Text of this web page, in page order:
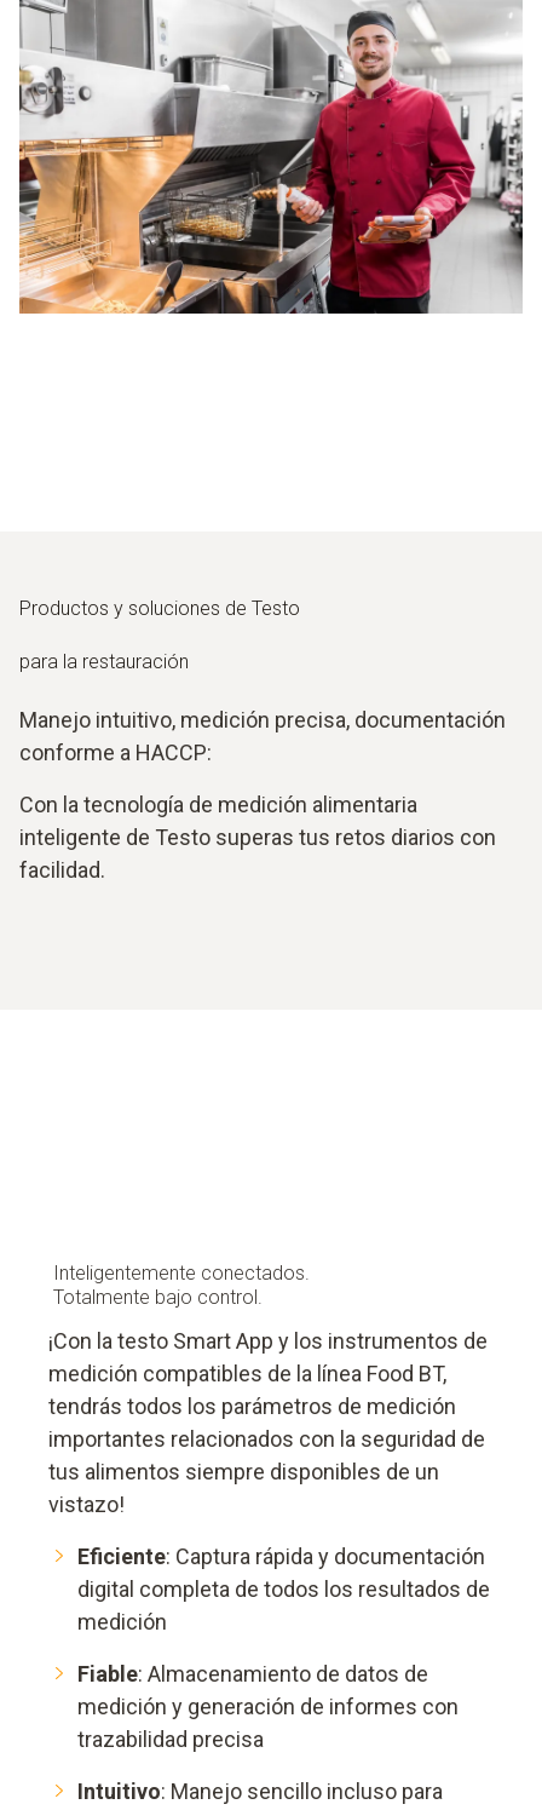
Productos y soluciones de Testo
para la restauración
Manejo intuitivo, medición precisa, documentación
conforme a HACCP:
Con la tecnología de medición alimentaria
inteligente de Testo superas tus retos diarios con
facilidad.
Inteligentemente conectados.
Totalmente bajo control.
¡Con la testo Smart App y los instrumentos de
medición compatibles de la línea Food BT,
tendrás todos los parámetros de medición
importantes relacionados con la seguridad de
tus alimentos siempre disponibles de un
vistazo!
Eficiente: Captura rápida y documentación
digital completa de todos los resultados de
medición
Fiable: Almacenamiento de datos de
medición y generación de informes con
trazabilidad precisa
Intuitivo: Manejo sencillo incluso para